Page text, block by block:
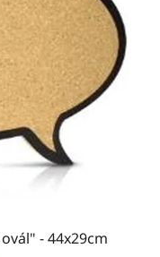
- 44x29cm